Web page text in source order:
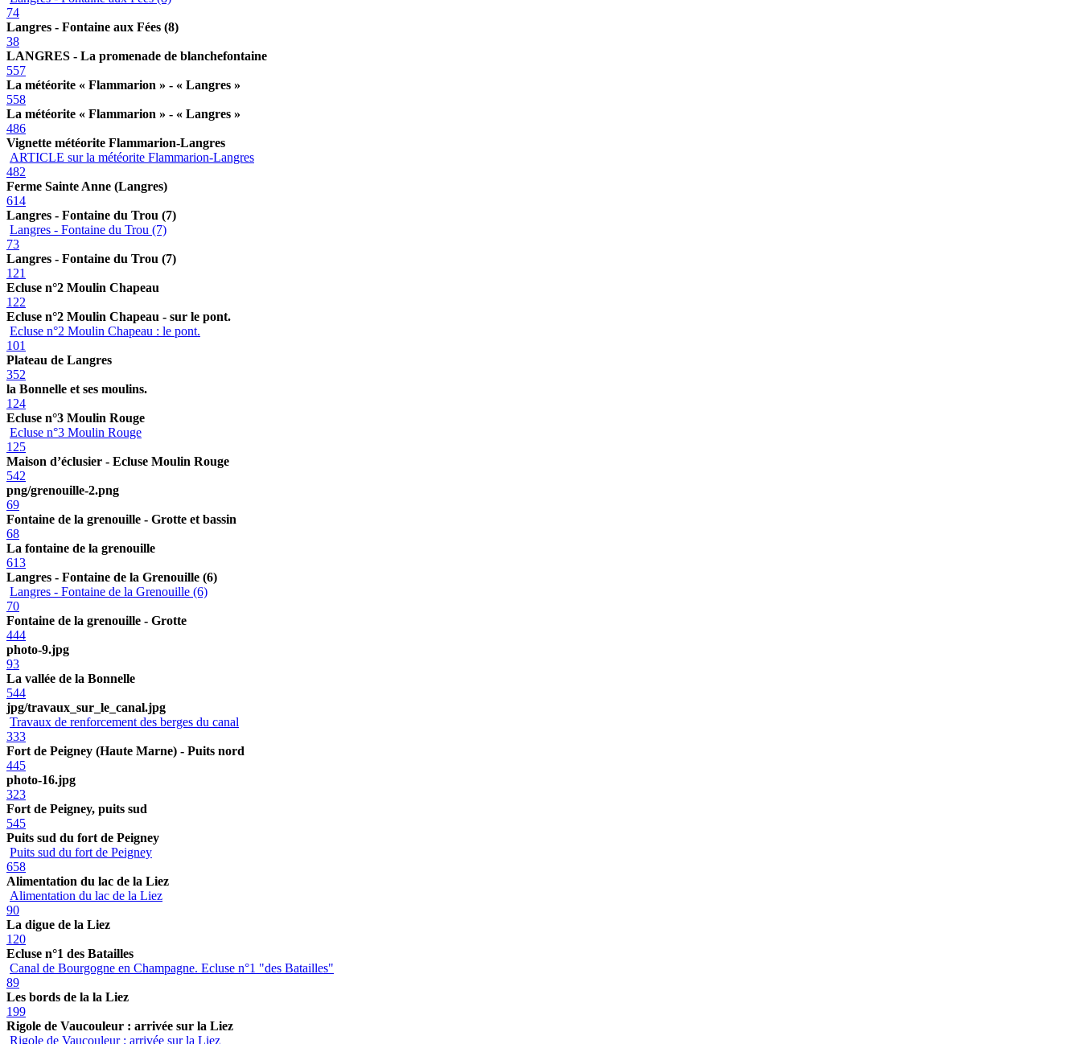
74
Langres - Fontaine aux Fées (8)
38
LANGRES - La promenade de blanchefontaine
557
La météorite « Flammarion » - « Langres »
558
La météorite « Flammarion » - « Langres »
486
Vignette météorite Flammarion-Langres
ARTICLE sur la météorite Flammarion-Langres
482
Ferme Sainte Anne (Langres)
614
Langres - Fontaine du Trou (7)
Langres - Fontaine du Trou (7)
73
Langres - Fontaine du Trou (7)
121
Ecluse n°2 Moulin Chapeau
122
Ecluse n°2 Moulin Chapeau - sur le pont.
Ecluse n°2 Moulin Chapeau : le pont.
101
Plateau de Langres
352
la Bonnelle et ses moulins.
124
Ecluse n°3 Moulin Rouge
Ecluse n°3 Moulin Rouge
125
Maison d’éclusier - Ecluse Moulin Rouge
542
png/grenouille-2.png
69
Fontaine de la grenouille - Grotte et bassin
68
La fontaine de la grenouille
613
Langres - Fontaine de la Grenouille (6)
Langres - Fontaine de la Grenouille (6)
70
Fontaine de la grenouille - Grotte
444
photo-9.jpg
93
La vallée de la Bonnelle
544
jpg/travaux_sur_le_canal.jpg
Travaux de renforcement des berges du canal
333
Fort de Peigney (Haute Marne) - Puits nord
445
photo-16.jpg
323
Fort de Peigney, puits sud
545
Puits sud du fort de Peigney
Puits sud du fort de Peigney
658
Alimentation du lac de la Liez
Alimentation du lac de la Liez
90
La digue de la Liez
120
Ecluse n°1 des Batailles
Canal de Bourgogne en Champagne. Ecluse n°1 "des Batailles"
89
Les bords de la la Liez
199
Rigole de Vaucouleur : arrivée sur la Liez
Rigole de Vaucouleur : arrivée sur la Liez